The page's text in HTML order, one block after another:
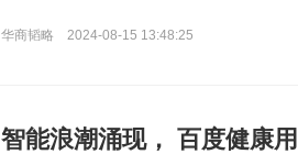
华商韬略 2024-08-15 13:48:25
智能浪潮涌现， 百度健康